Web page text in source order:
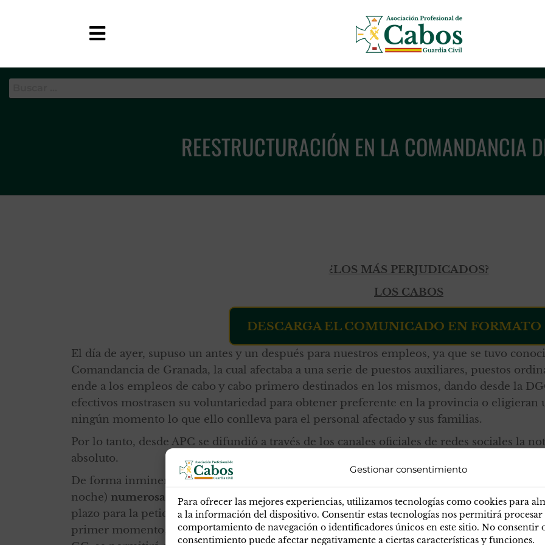
Gestionar consentimiento
Para ofrecer las mejores experiencias, utilizamos tecnologías como cookies para
a la información del dispositivo. Consentir estas tecnologías nos permitirá procesar
comportamiento de navegación o identificadores únicos en este sitio. No consentir
consentimiento puede afectar negativamente a ciertas características y funciones.
APC-GC Asociación Profesional de
REESTRUCTURACIÓN EN LA COMANDANCIA
¿LOS MÁS PERJUDICADOS?
LOS CABOS
DESCARGA EL COMUNICADO EN FORMATO
El día de ayer, supuso un antes y un después para nuestros empleos, ya que se tuvo
Comandancia de Granada, la cual afectaba a una serie de puestos auxiliares, puestos
ende a los empleos de cabo y cabo primero destinados en los mismos, dando desde la
efectivos mostrasen su voluntariedad para obtener preferente en la provincia o eligieran
ningún momento lo que ello conlleva para el personal afectado y sus familias.
Por lo tanto, desde APC se difundió a través de los canales oficiales de redes sociales la
absoluto.
De forma inminente,por parte de la Junta Directiva Nacional se realizaron
(durante
noche) numerosas gestiones con el Órgano de Dirección de la Guardia Civil, los cuales
plazo para la petición de vacantes y que también hay previsto cambiar el sistema de
primer momento, se habían ofrecido vacantes concretas a cada personal afectado, de